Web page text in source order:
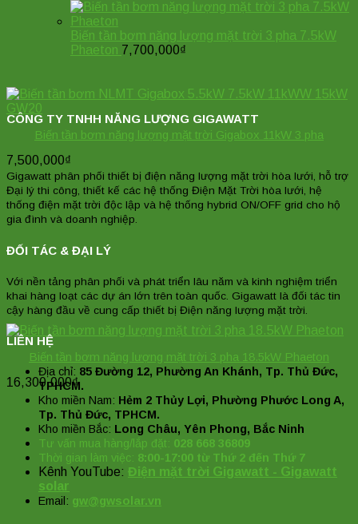
Biến tần bơm năng lượng mặt trời Gigabox 11kW 3 pha
7,500,000₫
Biến tần bơm năng lượng mặt trời 3 pha 18.5kW Phaeton
16,300,000₫
Biến tần bơm năng lượng mặt trời 3 pha 7.5kW
Phaeton 7,700,000₫
CÔNG TY TNHH NĂNG LƯỢNG GIGAWATT
Gigawatt phân phối thiết bị điện năng lượng mặt trời hòa lưới, hỗ trợ
Đại lý thi công, thiết kế các hệ thống Điện Mặt Trời hòa lưới, hệ
thống điện mặt trời độc lập và hệ thống hybrid ON/OFF grid cho hộ
gia đình và doanh nghiệp.
ĐỐI TÁC & ĐẠI LÝ
Với nền tảng phân phối và phát triển lâu năm và kinh nghiệm triển
khai hàng loạt các dự án lớn trên toàn quốc. Gigawatt là đối tác tin
cậy hàng đầu về cung cấp thiết bị Điện năng lượng mặt trời.
LIÊN HỆ
Địa chỉ: 85 Đường 12, Phường An Khánh, Tp. Thủ Đức,
TPHCM.
Kho miền Nam: Hẻm 2 Thủy Lợi, Phường Phước Long A,
Tp. Thủ Đức, TPHCM.
Kho miền Bắc: Long Châu, Yên Phong, Bắc Ninh
Tư vấn mua hàng/lắp đặt: 028 668 36809
Thời gian làm việc: 8:00-17:00 từ Thứ 2 đến Thứ 7
Kênh YouTube: Điện mặt trời Gigawatt - Gigawatt
solar
Email: gw@gwsolar.vn